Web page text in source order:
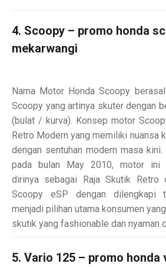
4. Scoopy – promo honda
mekarwangi
Nama Motor Honda Scoopy
Scoopy yang artinya skuter dengan
(bulat / kurva). Konsep motor
Retro Modern yang memiliki nuansa
dengan sentuhan modern masa
pada bulan May 2010, motor ini
dirinya sebagai Raja Skutik Retro
Scoopy eSP dengan dilengkapi
menjadi pilihan utama konsumen
skutik yang fashionable dan nyaman
5. Vario 125 – promo honda